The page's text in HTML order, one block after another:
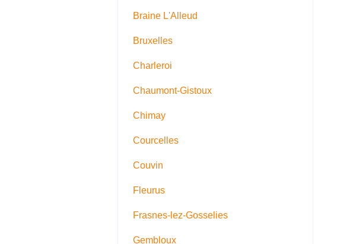
Braine L'Alleud
Bruxelles
Charleroi
Chaumont-Gistoux
Chimay
Courcelles
Couvin
Fleurus
Frasnes-lez-Gosselies
Gembloux